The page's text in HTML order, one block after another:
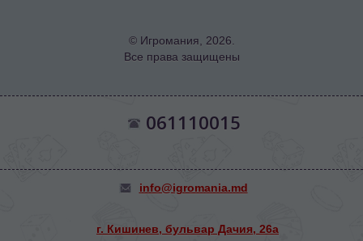
© Игромания, 2026.
Все права защищены
061110015
info@igromania.md
г. Кишинев, бульвар Дачия, 26а